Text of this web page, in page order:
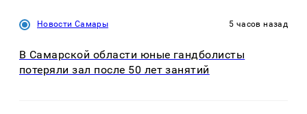
Новости Самары 5 часов назад
В Самарской области юные гандболисты
потеряли зал после 50 лет занятий